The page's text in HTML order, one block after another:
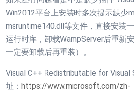
Win2012平台上安装时多次提示缺少
msruntime140.dll等文件，直接安装
运行时库，卸载WampServer后重新
一定要卸载后再重装）。
Visual C++ Redistributable for Visual
址： https://www.microsoft.com/zh-